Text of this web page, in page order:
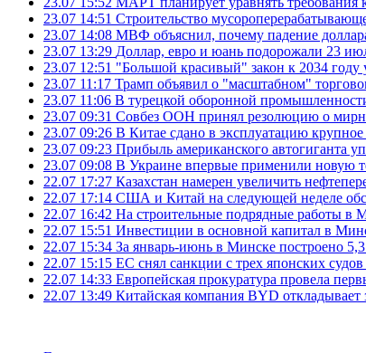
23.07 14:51 Строительство
23.07 14:08 МВФ объяснил, почему падение
23.07 13:29 Доллар, евро и юань подорожали 23
23.07 12:51 "Большой красивый" закон к 2034
23.07 11:17 Трамп объявил о "масштабном"
23.07 11:06 В турецкой оборонной
23.07 09:31 Совбез ООН принял резолюцию о
23.07 09:26 В Китае сдано в эксплуатацию
23.07 09:23 Прибыль американского автогиганта
23.07 09:08 В Украине впервые применили новую
22.07 17:27 Казахстан намерен увеличить
22.07 17:14 США и Китай на следующей неделе
22.07 16:42 На строительные подрядные работы в
22.07 15:51 Инвестиции в основной капитал в
22.07 15:34 За январь-июнь в Минске построено
22.07 15:15 ЕС снял санкции с трех японских
22.07 14:33 Европейская прокуратура провела
22.07 13:49 Китайская компания BYD откладывает